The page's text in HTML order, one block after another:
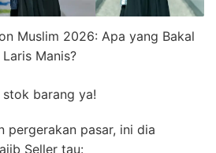
Muslim 2026: Apa yang Bakal
Laris Manis?
barang ya!
pergerakan pasar, ini dia
Seller tau: